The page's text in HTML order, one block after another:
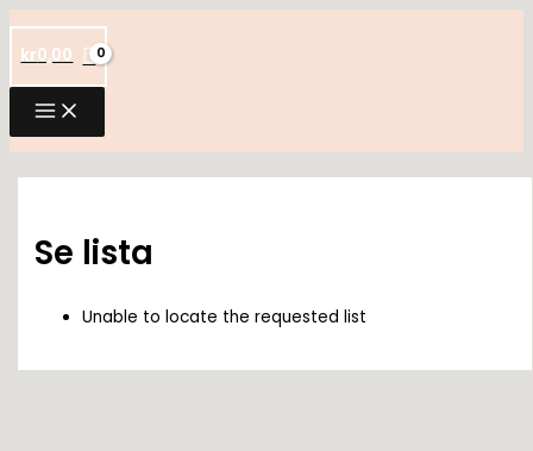
till
innehåll
kr0,00
Se lista
Unable to locate the requested list